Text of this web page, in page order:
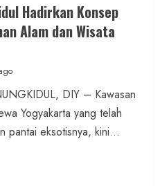
Lomba
Girisubo
Royong
Hadirkan Konsep
Alam dan Wisata
DIY – Kawasan
Yogyakarta yang telah
pantai eksotisnya, kini...